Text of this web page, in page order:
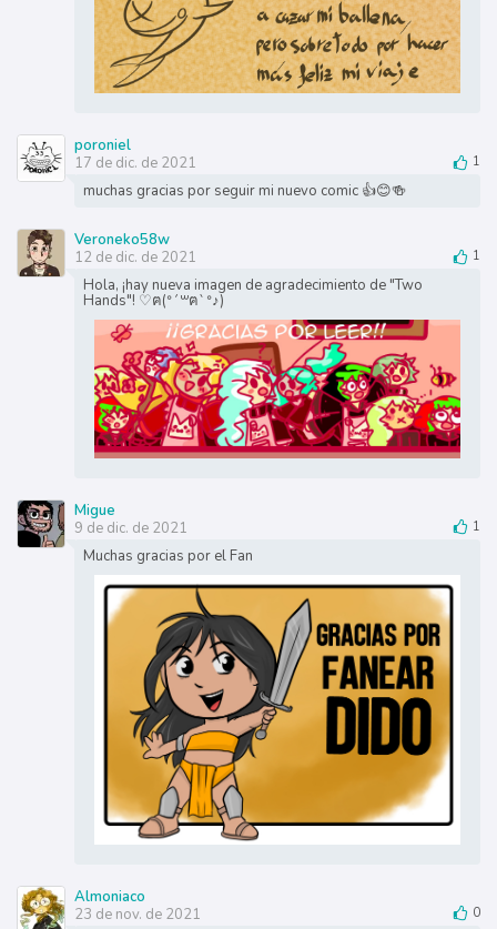
poroniel
17 de dic. de 2021
1
muchas gracias por seguir mi nuevo comic 👍😊🍻
Veroneko58w
12 de dic. de 2021
1
Hola, ¡hay nueva imagen de agradecimiento de "Two
Hands"! ♡ฅ(ᐤˊ꒳ฅˋᐤ♪)
Migue
9 de dic. de 2021
1
Muchas gracias por el Fan
Almoniaco
23 de nov. de 2021
0